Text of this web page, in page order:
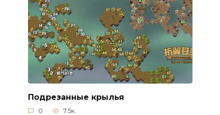
Подрезанные крылья
0 7.5к.